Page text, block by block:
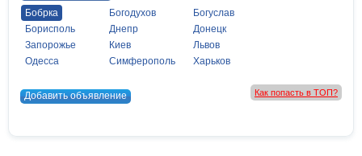
Бобрка
Богодухов
Богуслав
Борисполь
Днепр
Донецк
Запорожье
Киев
Львов
Одесса
Симферополь Харьков
Добавить объявление Как попасть в ТОП?